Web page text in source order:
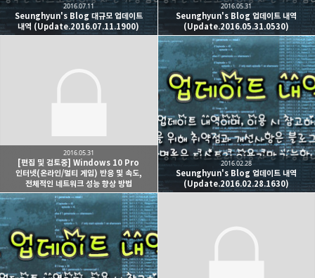
Seunghyun's Blog 대규모 업데이트
내역 (Update.2016.07.11.1900)
2016.07.11
Seunghyun's Blog 업데이트 내역
(Update.2016.05.31.0530)
2016.05.31
[편집 및 검토중] Windows 10 Pro
인터넷(온라인/멀티 게임) 반응 및 속도,
전체적인 네트워크 성능 향상 방법
2016.05.31
Seunghyun's Blog 업데이트 내역
(Update.2016.02.28.1630)
2016.02.28